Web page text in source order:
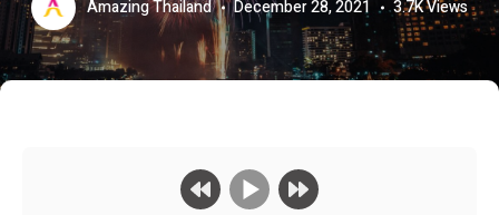
Amazing Thailand December 28, 2021 3.7KViews